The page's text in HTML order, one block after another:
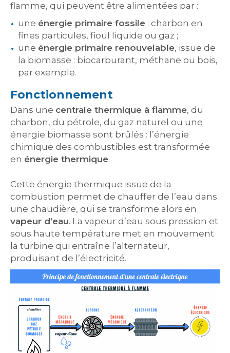
flamme, qui peuvent être alimentées par :
une énergie primaire fossile : charbon en
fines particules, fioul liquide ou gaz ;
une énergie primaire renouvelable, issue de
la biomasse : biocarburant, méthane ou bois,
par exemple.
Fonctionnement
Dans une centrale thermique à flamme, du
charbon, du pétrole, du gaz naturel ou une
énergie biomasse sont brûlés : l’énergie
chimique des combustibles est transformée
en énergie thermique.
Cette énergie thermique issue de la
combustion permet de chauffer de l’eau dans
une chaudière, qui se transforme alors en
vapeur d’eau. La vapeur d’eau sous pression et
sous haute température met en mouvement
la turbine qui entraîne l’alternateur,
produisant de l’électricité.